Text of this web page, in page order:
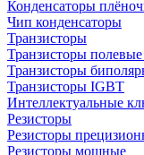
Конденсаторы
Чип конденсаторы
Транзисторы
Транзисторы
Транзисторы
Транзисторы IGBT
Интеллектуальные
Резисторы
Резисторы
Резисторы мощные